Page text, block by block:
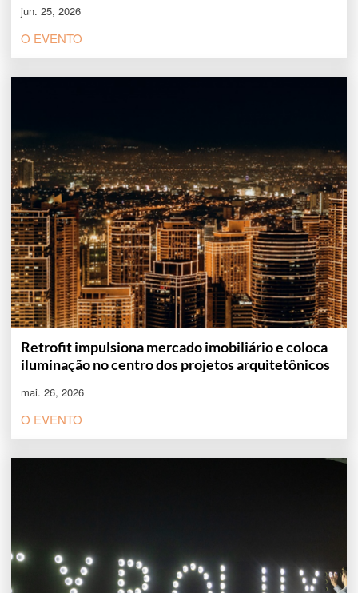
jun. 25, 2026
O EVENTO
Retrofit impulsiona mercado imobiliário e coloca
iluminação no centro dos projetos arquitetônicos
mai. 26, 2026
O EVENTO